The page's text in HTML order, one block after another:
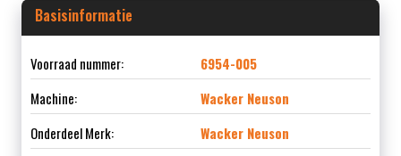
Basisinformatie
Voorraad nummer:
6954-005
Machine:
Wacker Neuson
Onderdeel Merk:
Wacker Neuson